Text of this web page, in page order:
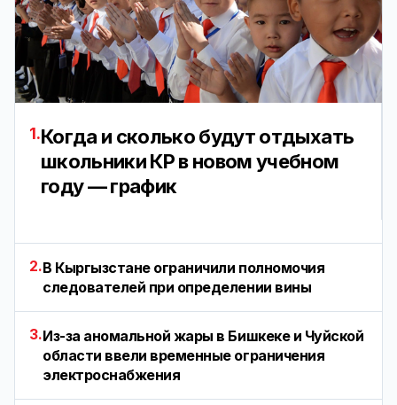
1.Когда и сколько будут отдыхать
школьники КР в новом учебном
году — график
2.В Кыргызстане ограничили полномочия
следователей при определении вины
3.Из-за аномальной жары в Бишкеке и Чуйской
области ввели временные ограничения
электроснабжения